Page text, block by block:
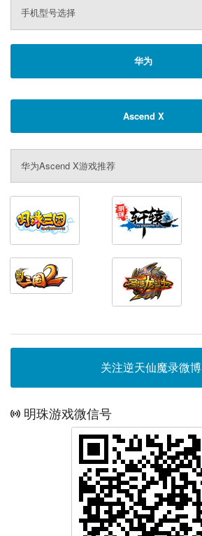
手机型号选择
华为
Ascend X
华为Ascend X游戏推荐
关注逆天仙魔录微博
明珠游戏微信号